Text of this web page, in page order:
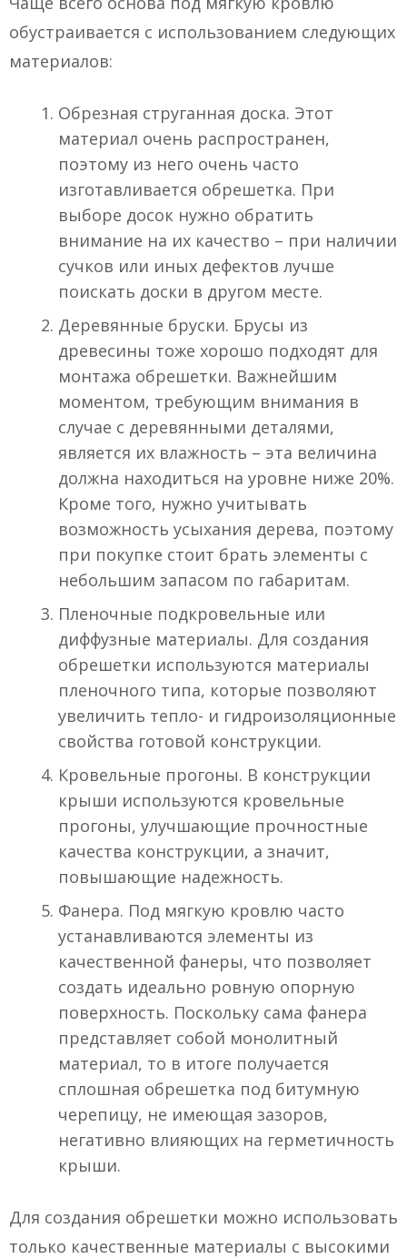
обустраивается с использованием следующих
материалов:
Обрезная струганная доска. Этот
материал очень распространен,
поэтому из него очень часто
изготавливается обрешетка. При
выборе досок нужно обратить
внимание на их качество – при наличии
сучков или иных дефектов лучше
поискать доски в другом месте.
Деревянные бруски. Брусы из
древесины тоже хорошо подходят для
монтажа обрешетки. Важнейшим
моментом, требующим внимания в
случае с деревянными деталями,
является их влажность – эта величина
должна находиться на уровне ниже 20%.
Кроме того, нужно учитывать
возможность усыхания дерева, поэтому
при покупке стоит брать элементы с
небольшим запасом по габаритам.
Пленочные подкровельные или
диффузные материалы. Для создания
обрешетки используются материалы
пленочного типа, которые позволяют
увеличить тепло- и гидроизоляционные
свойства готовой конструкции.
Кровельные прогоны. В конструкции
крыши используются кровельные
прогоны, улучшающие прочностные
качества конструкции, а значит,
повышающие надежность.
Фанера. Под мягкую кровлю часто
устанавливаются элементы из
качественной фанеры, что позволяет
создать идеально ровную опорную
поверхность. Поскольку сама фанера
представляет собой монолитный
материал, то в итоге получается
сплошная обрешетка под битумную
черепицу, не имеющая зазоров,
негативно влияющих на герметичность
крыши.
Для создания обрешетки можно использовать
только качественные материалы с высокими